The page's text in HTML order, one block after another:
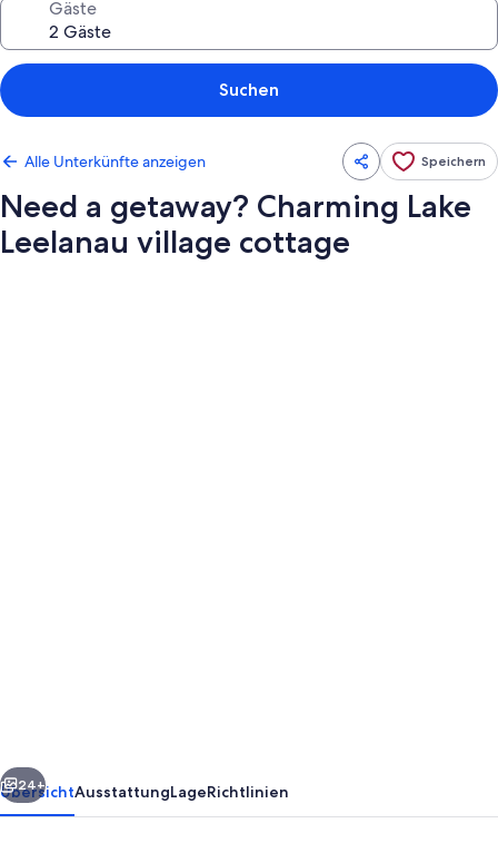
Gäste
Suchen
Alle Unterkünfte anzeigen Speichern
Need a getaway? Charming Lake
Leelanau village cottage
village
cottage
Weiter
24+
ÜbersichtAusstattungLageRichtlinien